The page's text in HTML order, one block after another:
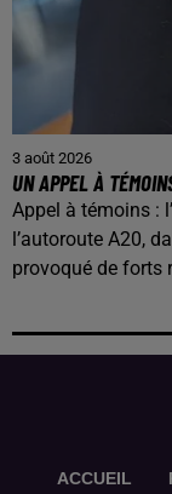
3 août 2026
UN APPEL À
Appel à témoins :
l’autoroute A20,
provoqué de forts
ACCUEIL